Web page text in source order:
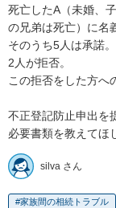
死亡したA（未婚、
の兄弟は死亡）に名
そのうち5人は承諾。
2人が拒否。
この拒否をした方へ
不正登記防止申出を
必要書類を教えてほ
silva さん
家族間の相続トラブル